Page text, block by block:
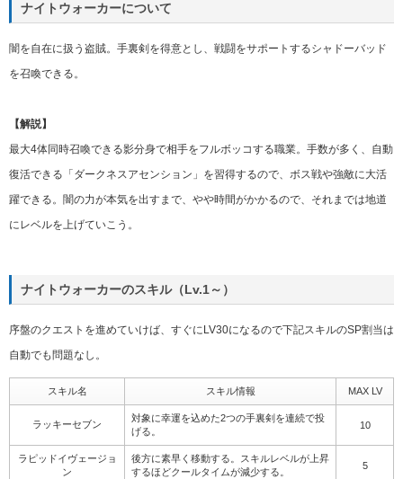
ナイトウォーカーについて
闇を自在に扱う盗賊。手裏剣を得意とし、戦闘をサポートするシャドーバッド
を召喚できる。
【解説】
最大4体同時召喚できる影分身で相手をフルボッコする職業。手数が多く、自動
復活できる「ダークネスアセンション」を習得するので、ボス戦や強敵に大活
躍できる。闇の力が本気を出すまで、やや時間がかかるので、それまでは地道
にレベルを上げていこう。
ナイトウォーカーのスキル（Lv.1～）
序盤のクエストを進めていけば、すぐにLV30になるので下記スキルのSP割当は
自動でも問題なし。
スキル名 スキル情報 MAX LV
ラッキーセブン
対象に幸運を込めた2つの手裏剣を連続で投
げる。
10
ラピッドイヴェージョ
ン
後方に素早く移動する。スキルレベルが上昇
するほどクールタイムが減少する。
5